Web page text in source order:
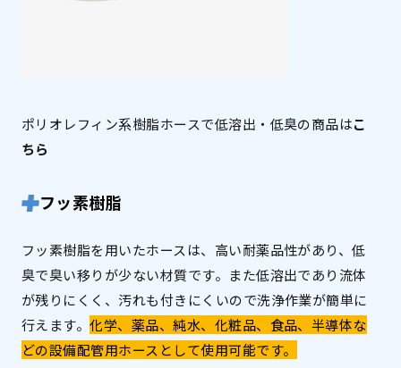
ポリオレフィン系樹脂ホースで低溶出・低臭の商品はこ
ちら
フッ素樹脂
フッ素樹脂を用いたホースは、高い耐薬品性があり、低
臭で臭い移りが少ない材質です。また低溶出であり流体
が残りにくく、汚れも付きにくいので洗浄作業が簡単に
行えます。化学、薬品、純水、化粧品、食品、半導体な
どの設備配管用ホースとして使用可能です。